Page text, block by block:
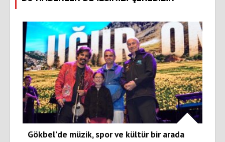
Gökbel’de müzik, spor ve kültür bir arada